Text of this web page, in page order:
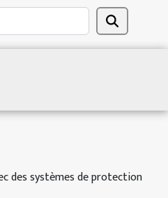
des systèmes de protection